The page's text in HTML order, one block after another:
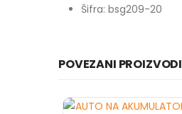
Šifra: bsg209-20
POVEZANI PROIZVODI